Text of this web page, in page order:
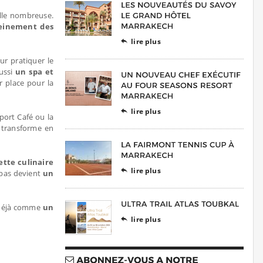
nombreuse.
des
pratiquer le
un spa et
place pour la
Café ou la
en
culinaire
devient un
comme un
 lire plus
 lire plus
 lire plus
 lire plus